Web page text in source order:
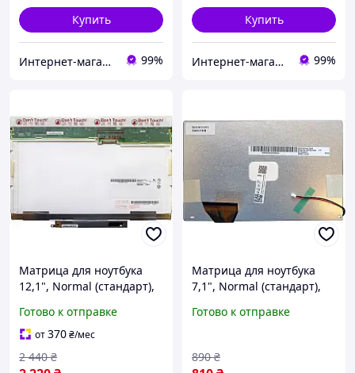
Купить
Интернет-магазин "SmartPart" 99%
Купить
Интернет-магазин "SmartPart" 99%
Матрица для ноутбука
12,1", Normal (стандарт),
1280x800, Светодиодная
(LED), без креплений,
глянцевая, AU
Готово к отправке
от370₴/мес
2 440 ₴
Матрица для ноутбука
7,1", Normal (стандарт),
800x480, Светодиодная
глянцевая, AU
Готово к отправке
890 ₴